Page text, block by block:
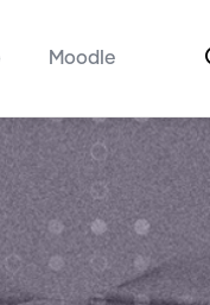
Moodle